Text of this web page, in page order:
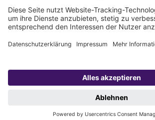
Copyright 1998-2026 KESSEL SE + Co. KG,
Datenschutz Impressum